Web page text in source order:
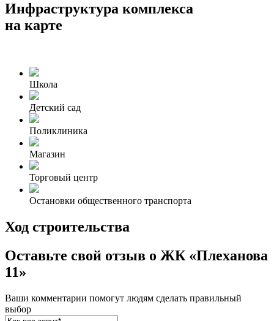
Инфраструктура комплекса
на карте
Школа
Детский сад
Поликлиника
Магазин
Торговый центр
Остановки общественного транспорта
Ход строительства
Оставьте свой отзыв о ЖК «Плеханова
11»
Ваши комментарии помогут людям сделать правильный
выбор